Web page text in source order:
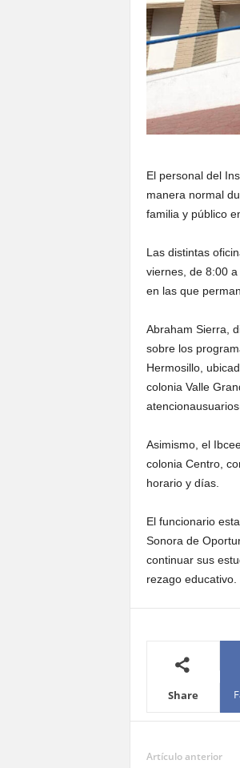
El personal del
manera normal
familia y público
Las distintas
viernes, de 8:00
en las que
Abraham Sierra,
sobre los
Hermosillo,
colonia Valle
Asimismo, el
colonia Centro,
horario y días.
El funcionario
Sonora de
continuar sus
rezago educativo.
Share
Artículo anterior